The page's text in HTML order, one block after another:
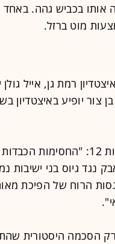
בכביש גהה.
מוט ברזל.
גורם בפלג הירושלמי אמר לחדשות
גיוס בני ישיבות
הרוח של הפיכת
הסכמה היסטורית